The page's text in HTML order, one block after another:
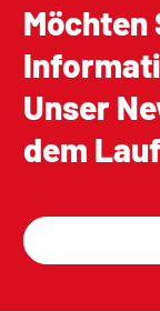
Möchten
Unser
dem